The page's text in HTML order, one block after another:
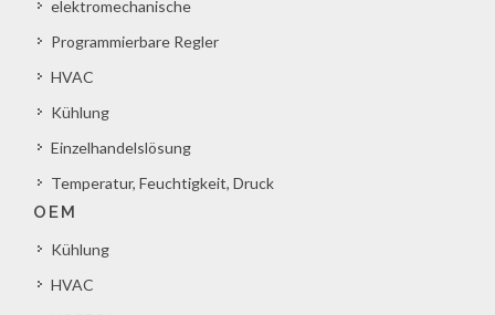
elektromechanische
Programmierbare Regler
HVAC
Kühlung
Einzelhandelslösung
Temperatur, Feuchtigkeit, Druck
OEM
Kühlung
HVAC